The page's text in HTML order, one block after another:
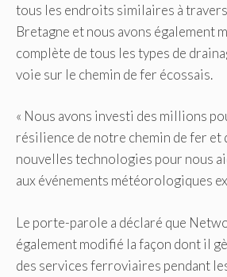
tous les endroits similaires à
Bretagne et nous avons également
complète de tous les types de
voie sur le chemin de fer écossais.
« Nous avons investi des millions
résilience de notre chemin de fer et
nouvelles technologies pour nous
aux événements météorologiques
Le porte-parole a déclaré que
également modifié la façon dont il
des services ferroviaires pendant